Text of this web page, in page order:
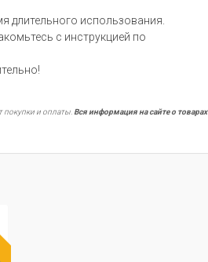
длительного использования.
с инструкцией по
покупки и оплаты. Вся информация на сайте о товарах